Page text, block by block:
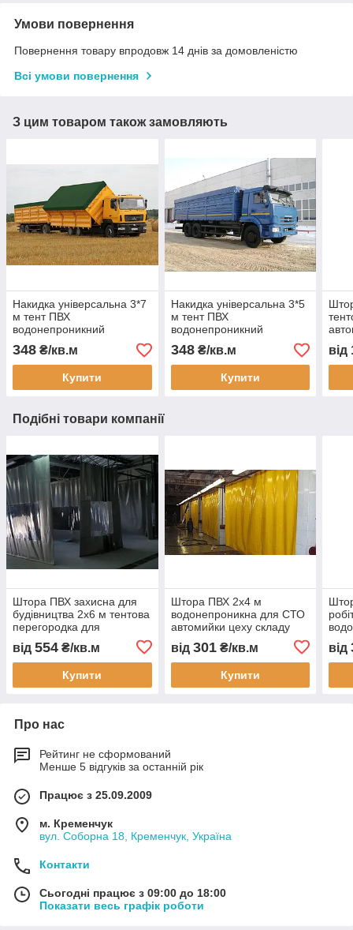
Умови повернення
Повернення товару впродовж 14 днів за домовленістю
Всі умови повернення
З цим товаром також замовляють
Накидка універсальна 3*7
м тент ПВХ
водонепроникний
автотент на вантажівку
тент захисний тент на
замовлення доставка
348 ₴/кв.м
Купити
Накидка універсальна 3*5
м тент ПВХ
водонепроникний
автотент на вантажівку
тент на кузов тент
захисний тент на
замовлення доставка
348₴/кв.м
Купити
від
Подібні товари компанії
Штора ПВХ захисна для
будівництва 2x6 м тентова
перегородка для
цеху водонепроникна
захист обладнання
від 554 ₴/кв.м
Купити
Штора ПВХ 2х4 м
водонепроникна для СТО
автомийки цеху складу
тентова перегородка для
захисту обладнання та
персоналу
від 301₴/кв.м
Купити
від
Про нас
Рейтинг не сформований
Менше 5 відгуків за останній рік
Працює з 25.09.2009
м. Кременчук
вул. Соборна 18, Кременчук, Україна
Контакти
Сьогодні працює з 09:00 до 18:00
Показати весь графік роботи